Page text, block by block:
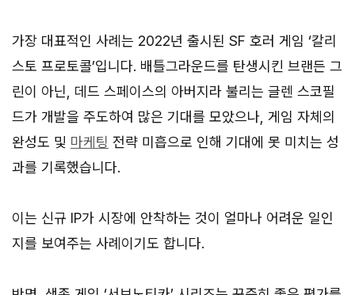
가장 대표적인 사례는 2022년 출시된 SF 호러 게임 ‘칼리
스토 프로토콜’입니다. 배틀그라운드를 탄생시킨 브랜든 그
린이 아닌, 데드 스페이스의 아버지라 불리는 글렌 스코필
드가 개발을 주도하여 많은 기대를 모았으나, 게임 자체의
완성도 및 마케팅 전략 미흡으로 인해 기대에 못 미치는 성
과를 기록했습니다.
이는 신규 IP가 시장에 안착하는 것이 얼마나 어려운 일인
지를 보여주는 사례이기도 합니다.